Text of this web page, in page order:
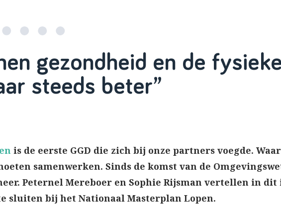
gezondheid en de
steeds beter”
is de eerste GGD die zich bij onze partners voegde.
samenwerken. Sinds de komst van de
Peternel Mereboer en Sophie Rijsman vertellen in
sluiten bij het Nationaal Masterplan Lopen.